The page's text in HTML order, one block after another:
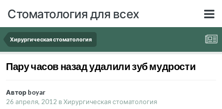
Стоматология для всех
Хирургическая стоматология
Пару часов назад удалили зуб мудрости
Автор boyar
26 апреля, 2012 вХирургическая стоматология